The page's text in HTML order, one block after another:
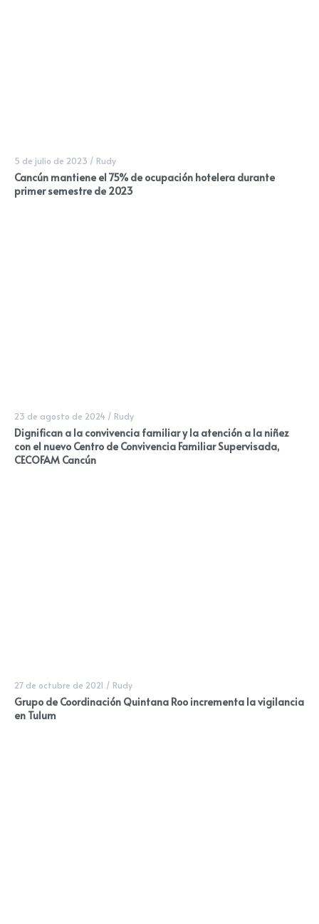
5 de julio de 2023 / Rudy
Cancún mantiene el 75% de ocupación hotelera durante
primer semestre de 2023
23 de agosto de 2024 / Rudy
Dignifican a la convivencia familiar y la atención a la niñez
con el nuevo Centro de Convivencia Familiar Supervisada,
CECOFAM Cancún
27 de octubre de 2021 / Rudy
Grupo de Coordinación Quintana Roo incrementa la vigilancia
en Tulum